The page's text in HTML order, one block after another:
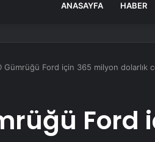
ANASAYFA HABER
Gümrüğü Ford için 365 milyon dolarlık
Ford